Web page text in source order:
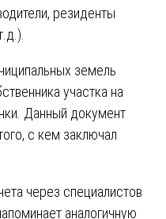
резиденты
земель
участка на
Данный документ
с кем заключал
через специалистов
аналогичную